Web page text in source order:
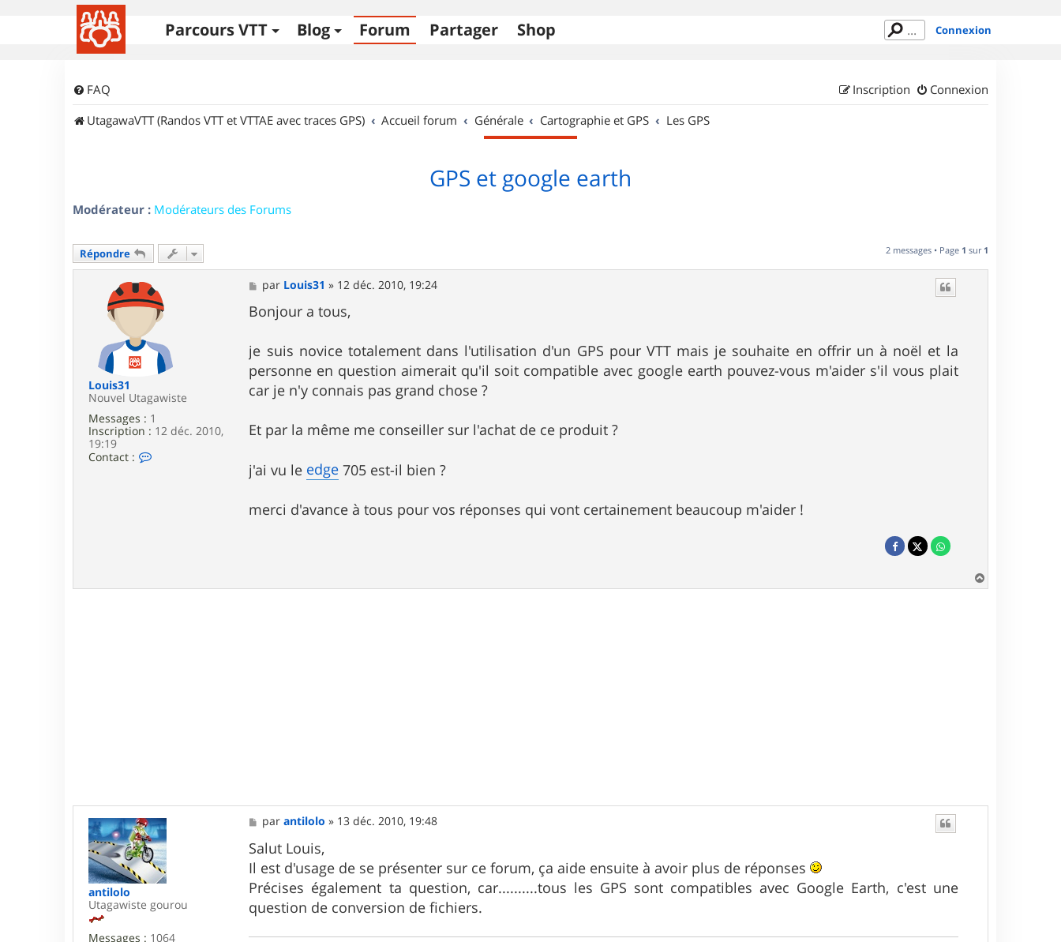
Parcours VTT Blog Forum Partager Shop Connexion
FAQ Connexion
Inscription
UtagawaVTT (Randos VTT et VTTAE avec traces GPS)
Accueil forum Générale Cartographie et GPS Les GPS
GPS et google earth
Modérateur : Modérateurs des Forums
Répondre 2 messages • Page 1 sur 1
Louis31
Nouvel Utagawiste
Messages : 1
Inscription : 12 déc. 2010,
19:19
Contact :
u
M
e
s
s
g
e
par Louis31 » 12 déc. 2010, 19:24
Bonjour a tous,
je suis novice totalement dans l'utilisation d'un GPS pour VTT mais je souhaite en offrir un à noël et la
personne en question aimerait qu'il soit compatible avec google earth pouvez-vous m'aider s'il vous plait
car je n'y connais pas grand chose ?
Et par la même me conseiller sur l'achat de ce produit ?
j'ai vu le edge 705 est-il bien ?
merci d'avance à tous pour vos réponses qui vont certainement beaucoup m'aider !
a
antilolo
Utagawiste gourou
Messages : 1064
M
e
s
s
a
g
e
parantilolo » 13 déc. 2010, 19:48
Salut Louis,
Il est d'usage de se présenter sur ce forum, ça aide ensuite à avoir plus de réponses
Précises également ta question, car..........tous les GPS sont compatibles avec Google Earth, c'est une
question de conversion de fichiers.